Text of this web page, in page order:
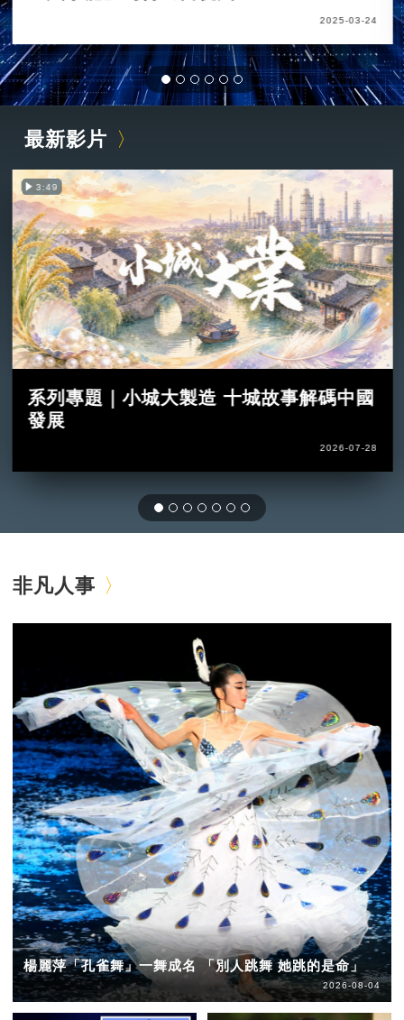
2025-03-24
最新影片
3:49
系列專題｜小城大製造 十城故事解碼中國
發展
2026-07-28
非凡人事
楊麗萍「孔雀舞」一舞成名 「別人跳舞 她跳的是命」
2026-08-04